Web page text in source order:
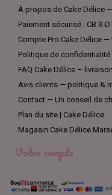
À propos de Cake Délice
Paiement sécurisé : CB 3-
Compte Pro Cake Délice
Politique de confidentialité
FAQ Cake Délice –
Avis clients — politique &
Contact — Un conseil de
Plan du site | Cake Délice
Magasin Cake Délice
Votre compte